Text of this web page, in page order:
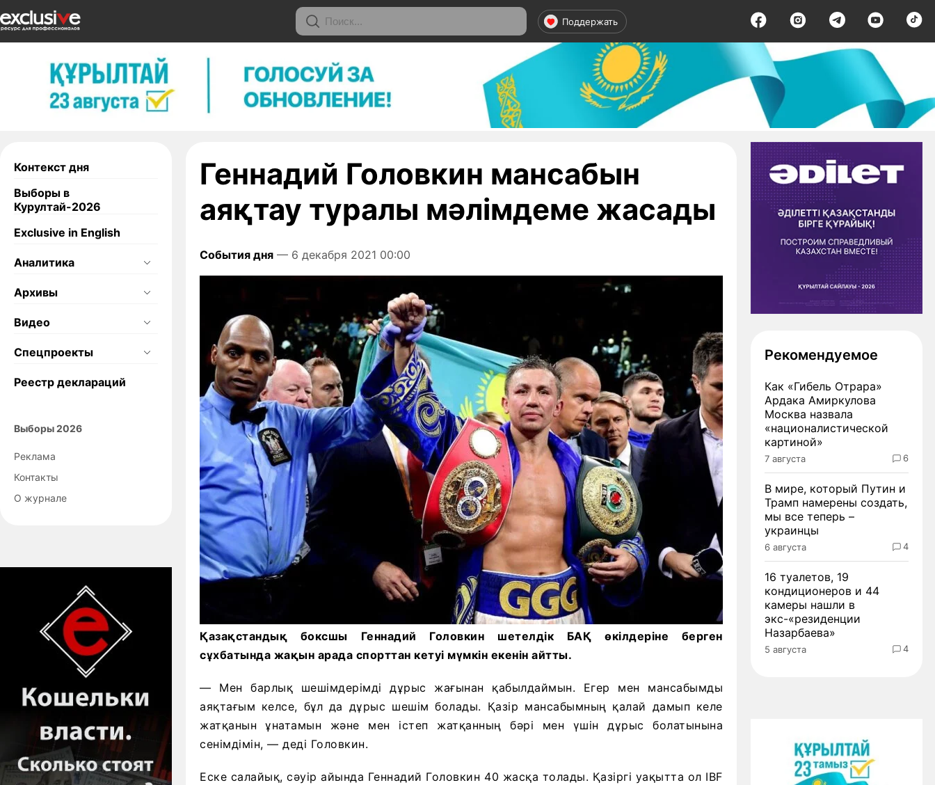
Поддержать
Контекст дня
Выборы в
Курултай-2026
Exclusive in English
Аналитика
Архивы
Видео
Спецпроекты
Реестр деклараций
Выборы 2026
Реклама
Контакты
О журнале
Геннадий Головкин мансабын
аяқтау туралы мәлімдеме жасады
События дня — 6 декабря 2021 00:00
Қазақстандық боксшы Геннадий Головкин шетелдік БАҚ өкілдеріне берген
сұхбатында жақын арада спорттан кетуі мүмкін екенін айтты.
— Мен барлық шешімдерімді дұрыс жағынан қабылдаймын. Егер мен мансабымды
аяқтағым келсе, бұл да дұрыс шешім болады. Қазір мансабымның қалай дамып келе
жатқанын ұнатамын және мен істеп жатқанның бәрі мен үшін дұрыс болатынына
сенімдімін, — деді Головкин.
Еске салайық, сәуір айында Геннадий Головкин 40 жасқа толады. Қазіргі уақытта ол IBF
Рекомендуемое
Как «Гибель Отрара»
Ардака Амиркулова
Москва назвала
«националистической
картиной»
7 августа 6
В мире, который Путин и
Трамп намерены создать,
мы все теперь –
украинцы
6 августа 4
16 туалетов, 19
кондиционеров и 44
камеры нашли в
экс-«резиденции
Назарбаева»
5 августа 4